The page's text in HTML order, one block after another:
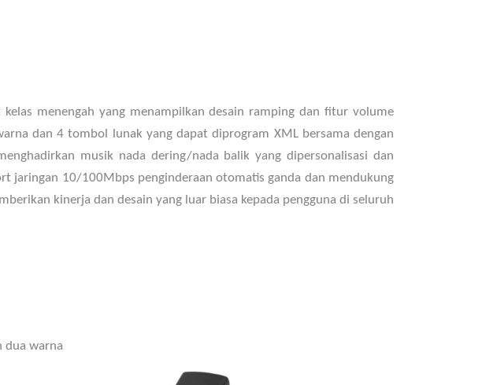
menengah yang menampilkan desain ramping dan fitur volume
dan 4 tombol lunak yang dapat diprogram XML bersama dengan
musik nada dering/nada balik yang dipersonalisasi dan
jaringan 10/100Mbps penginderaan otomatis ganda dan mendukung
kinerja dan desain yang luar biasa kepada pengguna di seluruh
dua warna